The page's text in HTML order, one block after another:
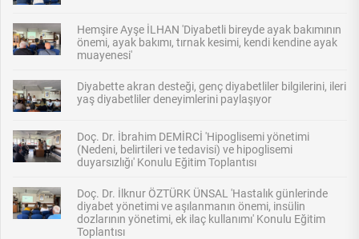
Hemşire Ayşe İLHAN 'Diyabetli bireyde ayak bakımının
önemi, ayak bakımı, tırnak kesimi, kendi kendine ayak
muayenesi'
Diyabette akran desteği, genç diyabetliler bilgilerini, ileri
yaş diyabetliler deneyimlerini paylaşıyor
Doç. Dr. İbrahim DEMİRCİ 'Hipoglisemi yönetimi
(Nedeni, belirtileri ve tedavisi) ve hipoglisemi
duyarsızlığı' Konulu Eğitim Toplantısı
Doç. Dr. İlknur ÖZTÜRK ÜNSAL 'Hastalık günlerinde
diyabet yönetimi ve aşılanmanın önemi, insülin
dozlarının yönetimi, ek ilaç kullanımı' Konulu Eğitim
Toplantısı